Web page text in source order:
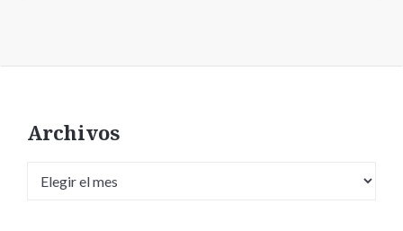
Archivos